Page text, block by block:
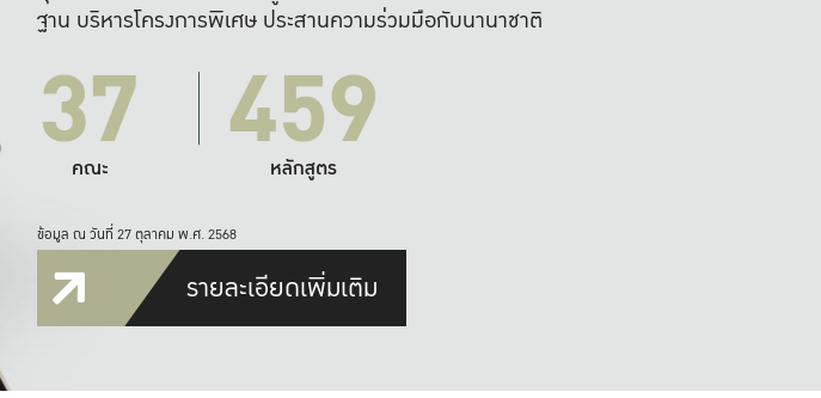
ฐาน บริหารโครงการพิเศษ ประสานความร่วมมือกับนานาชาติ
37
คณะ 459
หลักสูตร
ข้อมูล ณ วันที่ 27 ตุลาคม พ.ศ. 2568
รายละเอียดเพิ่มเติม